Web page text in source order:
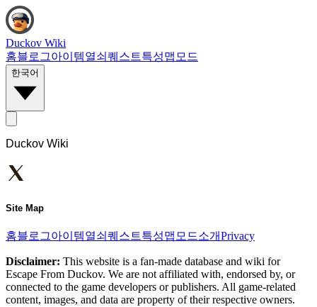
Duckov Wiki
홈블로그아이템열쇠 퀘스트특성맵 모드
한국어
Duckov Wiki
Site Map
홈블로그아이템열쇠 퀘스트특성맵 모드소개Privacy
Disclaimer: This website is a fan-made database and wiki for
Escape From Duckov. We are not affiliated with, endorsed by, or
connected to the game developers or publishers. All game-related
content, images, and data are property of their respective owners.